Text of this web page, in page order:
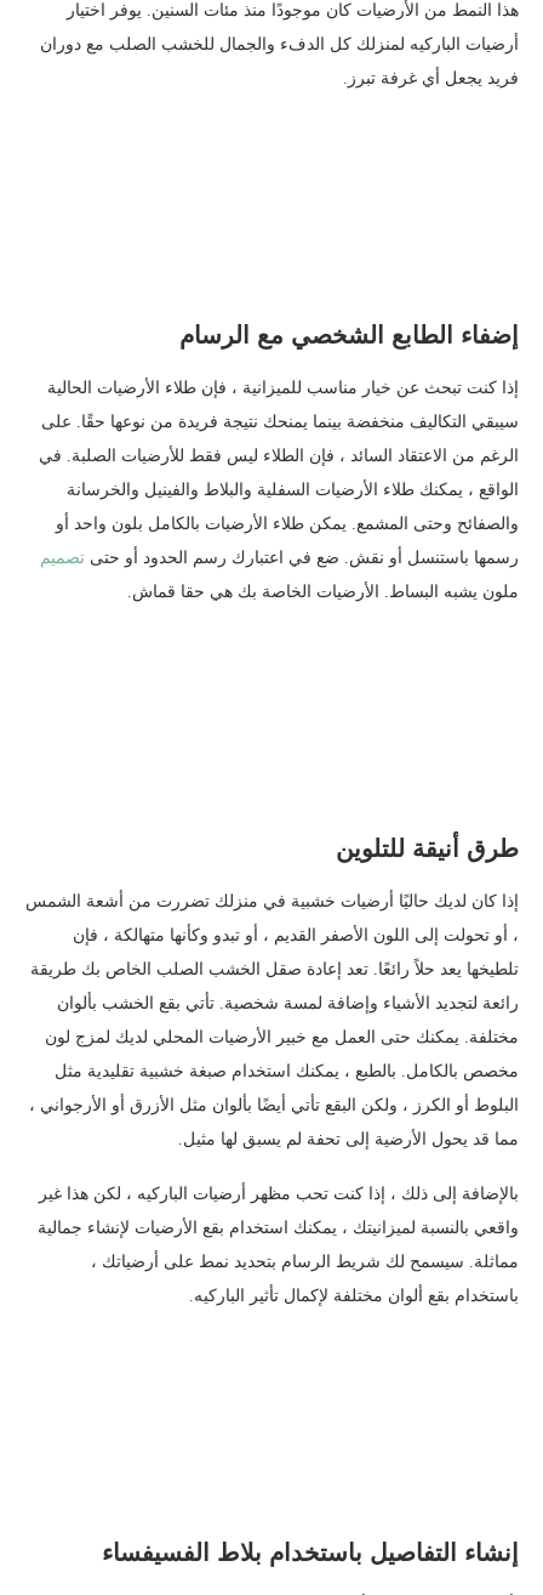
هذا النمط من الأرضيات كان موجودًا منذ مئات السنين. يوفر اختيار
أرضيات الباركيه لمنزلك كل الدفء والجمال للخشب الصلب مع دوران
فريد يجعل أي غرفة تبرز.
إضفاء الطابع الشخصي مع الرسام
إذا كنت تبحث عن خيار مناسب للميزانية ، فإن طلاء الأرضيات الحالية
سيبقي التكاليف منخفضة بينما يمنحك نتيجة فريدة من نوعها حقًا. على
الرغم من الاعتقاد السائد ، فإن الطلاء ليس فقط للأرضيات الصلبة. في
الواقع ، يمكنك طلاء الأرضيات السفلية والبلاط والفينيل والخرسانة
والصفائح وحتى المشمع. يمكن طلاء الأرضيات بالكامل بلون واحد أو
رسمها باستنسل أو نقش. ضع في اعتبارك رسم الحدود أو حتى تصميم
ملون يشبه البساط. الأرضيات الخاصة بك هي حقا قماش.
طرق أنيقة للتلوين
إذا كان لديك حاليًا أرضيات خشبية في منزلك تضررت من أشعة الشمس
، أو تحولت إلى اللون الأصفر القديم ، أو تبدو وكأنها متهالكة ، فإن
تلطيخها يعد حلاً رائعًا. تعد إعادة صقل الخشب الصلب الخاص بك طريقة
رائعة لتجديد الأشياء وإضافة لمسة شخصية. تأتي بقع الخشب بألوان
مختلفة. يمكنك حتى العمل مع خبير الأرضيات المحلي لديك لمزج لون
مخصص بالكامل. بالطبع ، يمكنك استخدام صبغة خشبية تقليدية مثل
البلوط أو الكرز ، ولكن البقع تأتي أيضًا بألوان مثل الأزرق أو الأرجواني ،
مما قد يحول الأرضية إلى تحفة لم يسبق لها مثيل.
بالإضافة إلى ذلك ، إذا كنت تحب مظهر أرضيات الباركيه ، لكن هذا غير
واقعي بالنسبة لميزانيتك ، يمكنك استخدام بقع الأرضيات لإنشاء جمالية
مماثلة. سيسمح لك شريط الرسام بتحديد نمط على أرضياتك ،
باستخدام بقع ألوان مختلفة لإكمال تأثير الباركيه.
إنشاء التفاصيل باستخدام بلاط الفسيفساء